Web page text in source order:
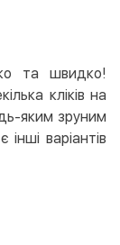
та швидко!
кліків на
яким зруним
варіантів